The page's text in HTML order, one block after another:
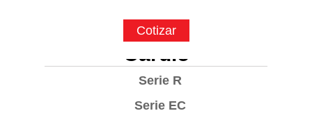
Cardio
Serie R
Serie EC
Cotizar